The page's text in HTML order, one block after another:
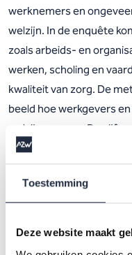
Toestemming
Deze website maakt
werknemers en
welzijn. In de enquête
zoals arbeids- en
werken, scholing en
kwaliteit van zorg. De
beeld hoe werkgevers
welzijn ervaren. De
van 13.900
Download infographic